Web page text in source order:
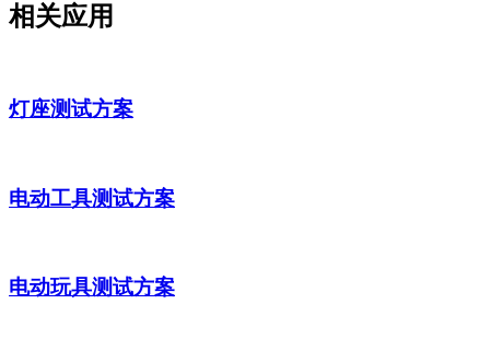
相关应用
灯座测试方案
电动工具测试方案
电动玩具测试方案